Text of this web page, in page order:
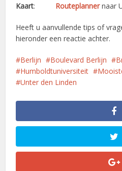
Kaart: Routeplannernaar
Heeft u aanvullende tips of
hieronder een reactie achter.
Berlijn Boulevard Berlijn
Humboldtuniversiteit
Unter den Linden